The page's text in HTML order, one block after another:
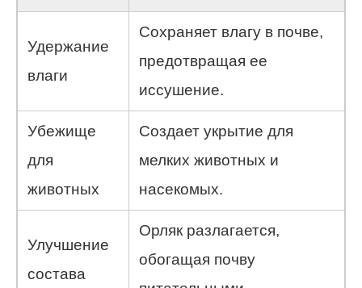
Удержание
влаги
Сохраняет влагу в почве,
предотвращая ее
иссушение.
Убежище
для
животных
Создает укрытие для
мелких животных и
насекомых.
Улучшение
состава
Орляк разлагается,
обогащая почву